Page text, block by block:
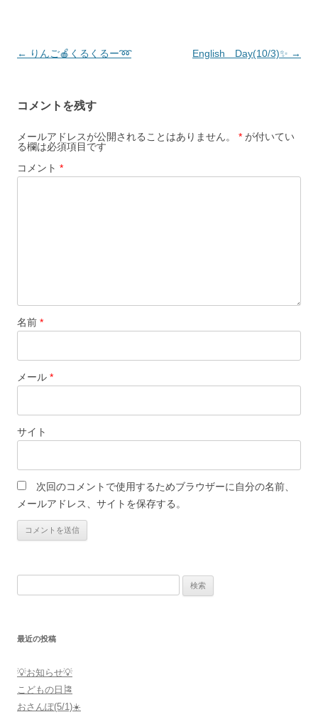
投
ビ
ゲ
ー
シ
← りんご🍎くるくるー➿ English Day(10/3)✨ →
コメントを残す
メールアドレスが公開されることはありません。 * が付いてい
る欄は必須項目です
コメント *
名前 *
メール *
サイト
次回のコメントで使用するためブラウザーに自分の名前、
メールアドレス、サイトを保存する。
最近の投稿
💡お知らせ💡
こどもの日🎏
おさんぽ(5/1)☀️